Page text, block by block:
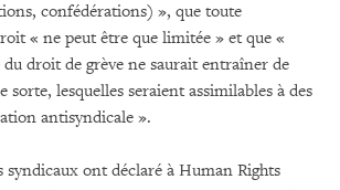
confédérations) », que toute
« ne peut être que limitée » et que «
du droit de grève ne saurait entraîner de
sorte, lesquelles seraient assimilables à des
antisyndicale ».
ont déclaré à Human Rights